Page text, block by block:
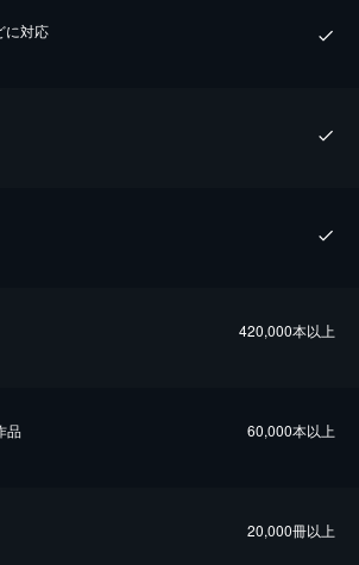
に対応
420,000本以上
品 60,000本以上
20,000冊以上